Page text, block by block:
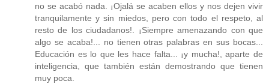
no se acabó nada. ¡Ojalá se acaben ellos y nos dejen vivir
tranquilamente y sin miedos, pero con todo el respeto, al
resto de los ciudadanos!. ¡Siempre amenazando con que
algo se acaba!... no tienen otras palabras en sus bocas...
Educación es lo que les hace falta... ¡y mucha!, aparte de
inteligencia, que también están demostrando que tienen
muy poca.